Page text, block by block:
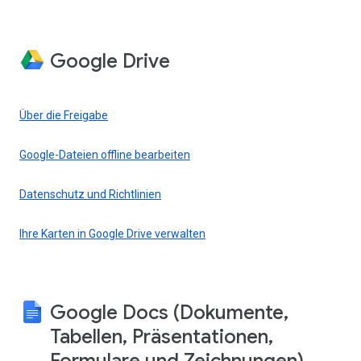
Google Drive
Über die Freigabe
Google-Dateien offline bearbeiten
Datenschutz und Richtlinien
Ihre Karten in Google Drive verwalten
Google Docs (Dokumente,
Tabellen, Präsentationen,